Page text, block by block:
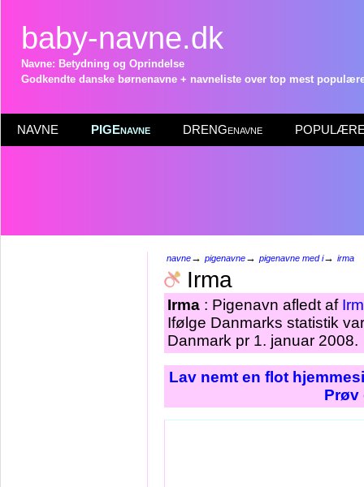
baby-navne.dk
Navne: Betydning og Oprindelse
Godkendte danske børnenavne + navneliste over top mest
NAVNE PIGEnavne DRENGenavne POPULÆRE
navne→ pigenavne→ pigenavne med i→ irma
Irma
Irma : Pigenavn afledt af
Ifølge Danmarks statistik
Danmark pr 1. januar 2008.
Lav nemt en flot
Prøv